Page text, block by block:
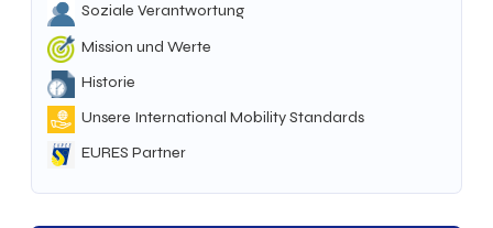
Soziale Verantwortung
Mission und Werte
Historie
Unsere International Mobility Standards
EURES Partner